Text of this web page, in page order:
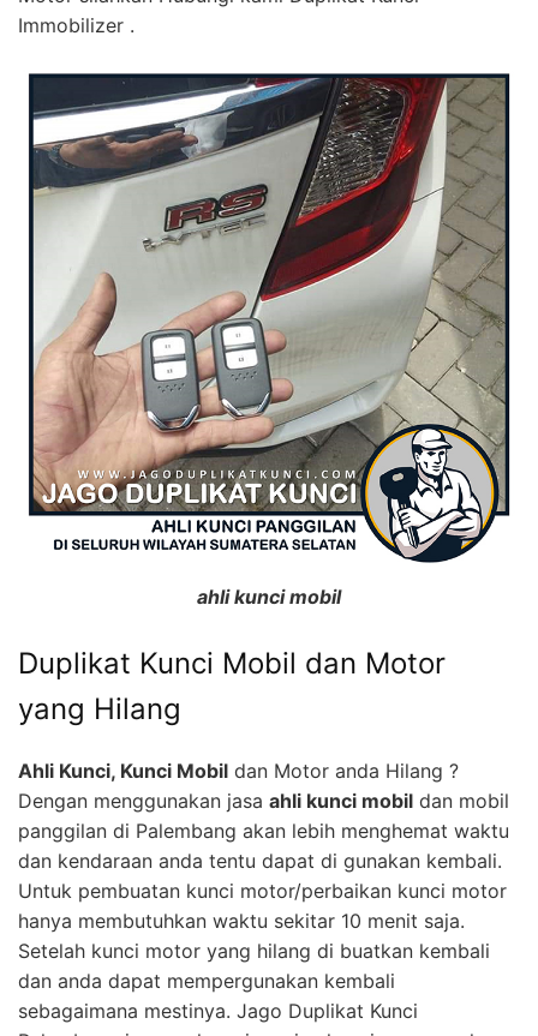
Immobilizer .
ahli kunci mobil
Duplikat Kunci Mobil dan Motor
yang Hilang
Ahli Kunci, Kunci Mobil dan Motor anda Hilang ?
Dengan menggunakan jasa ahli kunci mobil dan mobil
panggilan di Palembang akan lebih menghemat waktu
dan kendaraan anda tentu dapat di gunakan kembali.
Untuk pembuatan kunci motor/perbaikan kunci motor
hanya membutuhkan waktu sekitar 10 menit saja.
Setelah kunci motor yang hilang di buatkan kembali
dan anda dapat mempergunakan kembali
sebagaimana mestinya. Jago Duplikat Kunci